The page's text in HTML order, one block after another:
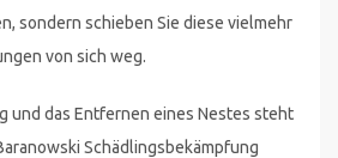
sondern schieben Sie diese vielmehr
von sich weg.
und das Entfernen eines Nestes steht
Schädlingsbekämpfung